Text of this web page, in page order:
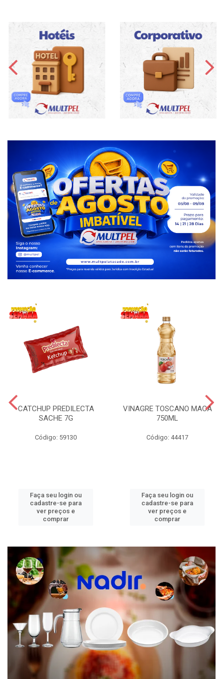
CATCHUP PREDILECTA
SACHE 7G
Código: 59130
Faça seu login ou
cadastre-se para
ver preços e
comprar
VINAGRE TOSCANO MACA
750ML
Código: 44417
Faça seu login ou
cadastre-se para
ver preços e
comprar